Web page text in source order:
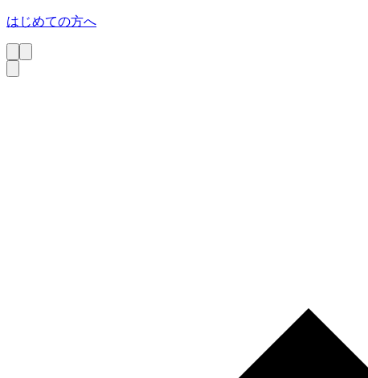
はじめての方へ